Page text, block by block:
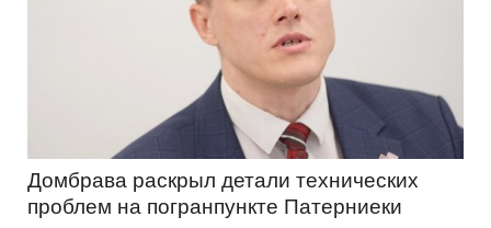
Домбравa раскрыл детали технических
проблем на погранпункте Патерниеки